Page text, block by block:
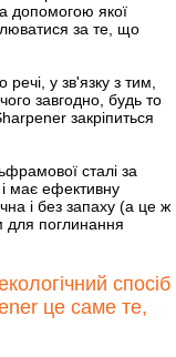
допомогою якої
за те, що
у зв'язку з тим,
завгодно, будь то
закріпиться
сталі за
має ефективну
і без запаху (а це ж
для поглинання
спосіб
це саме те,